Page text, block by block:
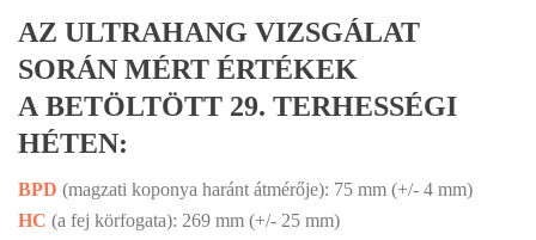
AZ ULTRAHANG VIZSGÁLAT
SORÁN MÉRT ÉRTÉKEK
A BETÖLTÖTT 29. TERHESSÉGI
HÉTEN:
BPD (magzati koponya haránt átmérője): 75 mm (+/- 4 mm)
HC (a fej körfogata): 269 mm (+/- 25 mm)